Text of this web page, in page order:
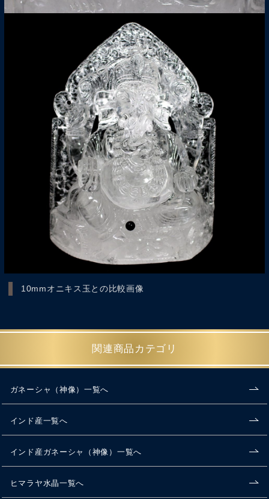
10mmオニキス玉との比較画像
関連商品カテゴリ
ガネーシャ（神像）一覧へ
インド産一覧へ
インド産ガネーシャ（神像）一覧へ
ヒマラヤ水晶一覧へ